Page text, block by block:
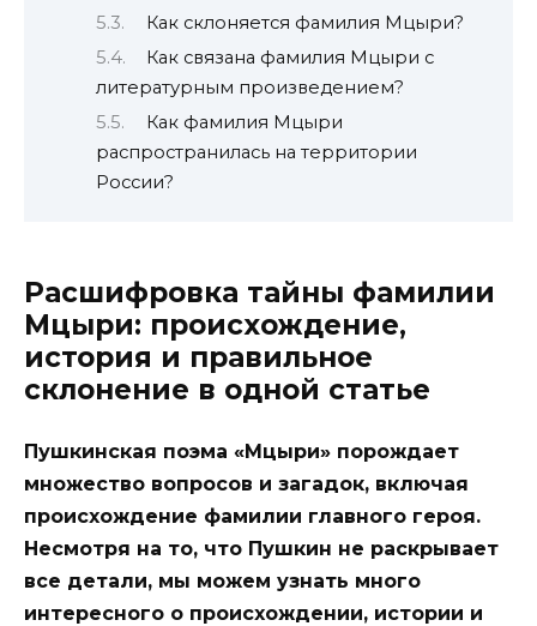
Как склоняется фамилия Мцыри?
Как связана фамилия Мцыри с
литературным произведением?
Как фамилия Мцыри
распространилась на территории
России?
Расшифровка тайны фамилии
Мцыри: происхождение,
история и правильное
склонение в одной статье
Пушкинская поэма «Мцыри» порождает
множество вопросов и загадок, включая
происхождение фамилии главного героя.
Несмотря на то, что Пушкин не раскрывает
все детали, мы можем узнать много
интересного о происхождении, истории и